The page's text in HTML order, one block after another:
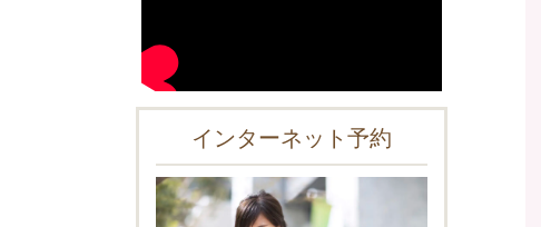
インターネット予約